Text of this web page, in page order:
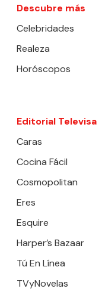
Descubre más
Celebridades
Realeza
Horóscopos
Editorial Televisa
Caras
Cocina Fácil
Cosmopolitan
Eres
Esquire
Harper’s Bazaar
Tú En Línea
TVyNovelas